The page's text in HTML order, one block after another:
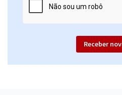
Receber